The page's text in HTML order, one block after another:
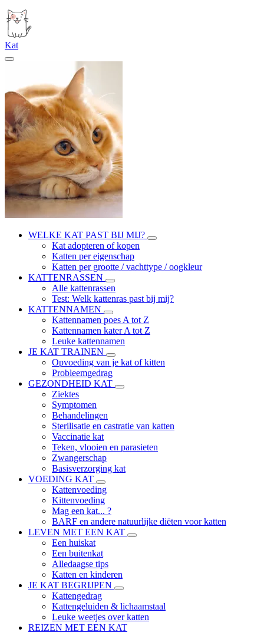
Kat
WELKE KAT PAST BIJ MIJ?
Kat adopteren of kopen
Katten per eigenschap
Katten per grootte / vachttype / oogkleur
KATTENRASSEN
Alle kattenrassen
Test: Welk kattenras past bij mij?
KATTENNAMEN
Kattennamen poes A tot Z
Kattennamen kater A tot Z
Leuke kattennamen
JE KAT TRAINEN
Opvoeding van je kat of kitten
Probleemgedrag
GEZONDHEID KAT
Ziektes
Symptomen
Behandelingen
Sterilisatie en castratie van katten
Vaccinatie kat
Teken, vlooien en parasieten
Zwangerschap
Basisverzorging kat
VOEDING KAT
Kattenvoeding
Kittenvoeding
Mag een kat... ?
BARF en andere natuurlijke diëten voor katten
LEVEN MET EEN KAT
Een huiskat
Een buitenkat
Alledaagse tips
Katten en kinderen
JE KAT BEGRIJPEN
Kattengedrag
Kattengeluiden & lichaamstaal
Leuke weetjes over katten
REIZEN MET EEN KAT